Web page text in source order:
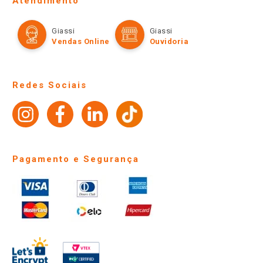
Televendas
Amigo Giassi
Perguntas frequentes
Identidade Visual
Formas de Pagamento
Políticas de entrega
Giassi
Vendas Online
Giassi
Ouvidoria
Redes Sociais
Pagamento e Segurança